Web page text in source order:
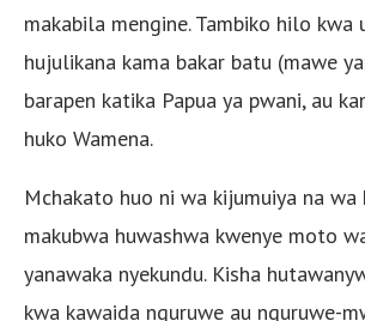
makabila mengine. Tambiko hilo kwa
hujulikana kama bakar batu (mawe
barapen katika Papua ya pwani, au
huko Wamena.
Mchakato huo ni wa kijumuiya na wa
makubwa huwashwa kwenye moto
yanawaka nyekundu. Kisha
kwa kawaida nguruwe au nguruwe-